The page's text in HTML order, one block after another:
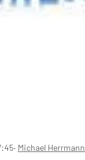
‧ Michael Herrmann